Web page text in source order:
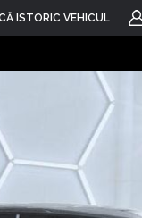
ISTORIC VEHICUL